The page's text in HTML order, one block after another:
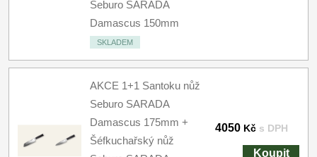
Seburo SARADA
Damascus 150mm
SKLADEM
AKCE 1+1 Santoku nůž
Seburo SARADA
Damascus 175mm +
Šéfkuchařský nůž
4050 Kč s DPH
Koupit